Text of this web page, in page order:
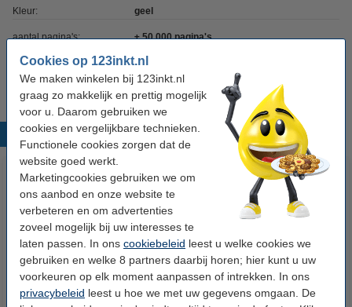
Cookies op 123inkt.nl
We maken winkelen bij 123inkt.nl
graag zo makkelijk en prettig mogelijk
voor u. Daarom gebruiken we
cookies en vergelijkbare technieken.
Functionele cookies zorgen dat de
website goed werkt.
Marketingcookies gebruiken we om
ons aanbod en onze website te
verbeteren en om advertenties
zoveel mogelijk bij uw interesses te
laten passen. In ons cookiebeleid leest u welke cookies we
gebruiken en welke 8 partners daarbij horen; hier kunt u uw
voorkeuren op elk moment aanpassen of intrekken. In ons
privacybeleid leest u hoe we met uw gegevens omgaan. De
Kleur: geel
aantal pagina's: ± 50.000 pagina's
Nummer: C13T02S400
Populaire producten
Epson T6713 maintenance box
(origineel)
Epson T02S1 inktcartridge
zwart (origineel)